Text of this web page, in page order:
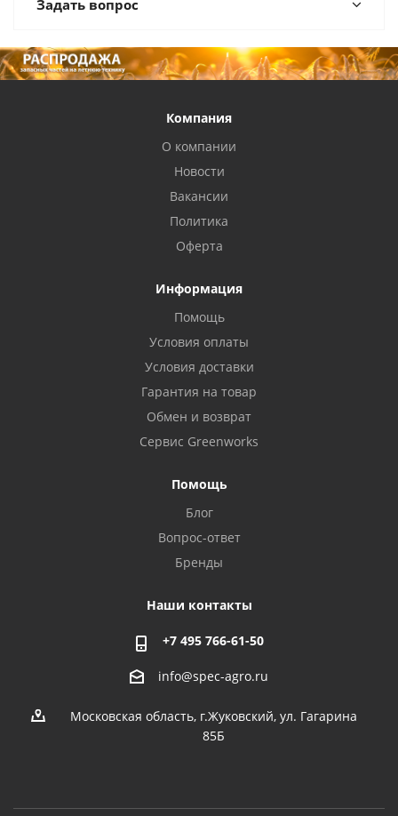
Задать вопрос
Компания
О компании
Новости
Вакансии
Политика
Оферта
Информация
Помощь
Условия оплаты
Условия доставки
Гарантия на товар
Обмен и возврат
Сервис Greenworks
Помощь
Блог
Вопрос-ответ
Бренды
Наши контакты
+7 495 766-61-50
info@spec-agro.ru
Московская область, г.Жуковский, ул. Гагарина
85Б